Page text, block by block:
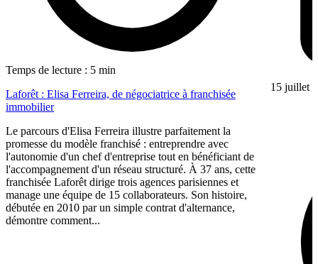
Temps de lecture : 5 min
Laforêt : Elisa Ferreira, de négociatrice à franchisée
immobilier
Le parcours d'Elisa Ferreira illustre parfaitement la
promesse du modèle franchisé : entreprendre avec
l'autonomie d'un chef d'entreprise tout en bénéficiant de
l'accompagnement d'un réseau structuré. À 37 ans, cette
franchisée Laforêt dirige trois agences parisiennes et
manage une équipe de 15 collaborateurs. Son histoire,
débutée en 2010 par un simple contrat d'alternance,
démontre comment...
15 juillet